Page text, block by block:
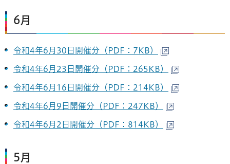
6月
令和4年6月30日開催分（PDF：7KB）
令和4年6月23日開催分（PDF：265KB）
令和4年6月16日開催分（PDF：214KB）
令和4年6月9日開催分（PDF：247KB）
令和4年6月2日開催分（PDF：814KB）
5月